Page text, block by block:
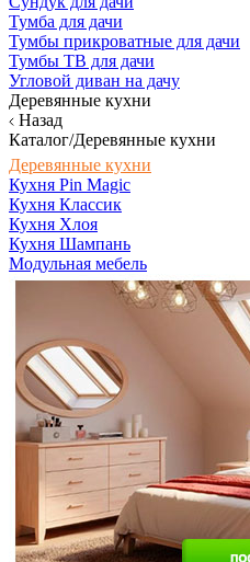
Тумба для дачи
Тумбы прикроватные для дачи
Тумбы ТВ для дачи
Угловой диван на дачу
Деревянные кухни
Назад
Каталог/Деревянные кухни
Деревянные кухни
Кухня Pin Magic
Кухня Классик
Кухня Хлоя
Кухня Шампань
Модульная мебель